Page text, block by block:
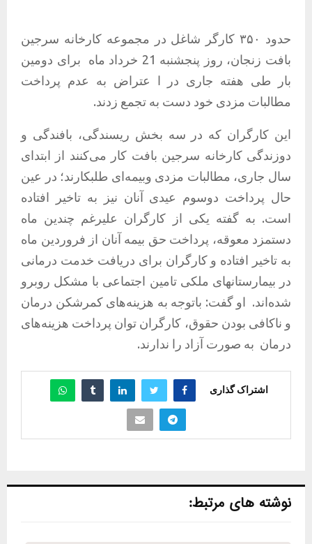
حدود ۳۵۰ کارگر شاغل در مجموعه کارخانه سرجین
بافت زنجان، روز پنجشنبه 21 خرداد ماه برای دومین
بار طی هفته جاری در ا عتراض به عدم پرداخت
مطالبات مزدی خود دست به تجمع زدند.
این کارگران که در سه بخش ریسندگی، بافندگی و
دوزندگی کارخانه سرجین بافت کار می‌کنند از ابتدای
سال جاری، مطالبات مزدی وبیمه‌ای طلبکارند؛ در عین
حال پرداخت دوسوم عیدی آنان نیز به تاخیر افتاده
است. به گفته یکی از کارگران علیرغم چندین ماه
دستمزد معوقه، پرداخت حق بیمه آنان از فروردین ماه
به تاخیر افتاده و کارگران برای دریافت خدمت درمانی
در بیمارستانهای ملکی تامین اجتماعی با مشکل روبرو
شده‌اند. او گفت: باتوجه به هزینه‌های کمرشکن درمان
و ناکافی بودن حقوق، کارگران توان پرداخت هزینه‌های
درمان به صورت آزاد را ندارند.
اشتراک گذاری
نوشته های مرتبط: